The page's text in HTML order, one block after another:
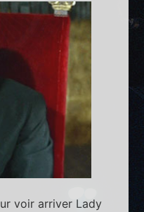
voir arriver Lady